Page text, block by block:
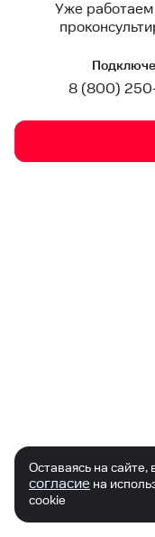
Уже работаем
8 (800)
Оставаясь на сайте,
согласие на
cookie